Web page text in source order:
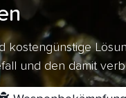
kostengünstige
und den damit